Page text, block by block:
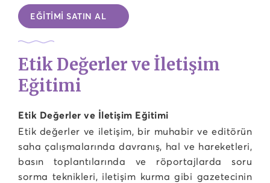
EĞİTİMİ SATIN AL
Etik Değerler ve İletişim
Eğitimi
Etik Değerler ve İletişim Eğitimi
Etik değerler ve iletişim, bir muhabir ve editörün
saha çalışmalarında davranış, hal ve hareketleri,
basın toplantılarında ve röportajlarda soru
sorma teknikleri, iletişim kurma gibi gazetecinin